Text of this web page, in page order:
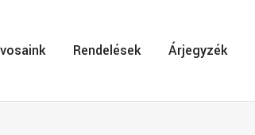
Rendelések Árjegyzék